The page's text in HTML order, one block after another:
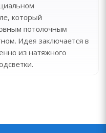
который
потолочным
Идея заключается в
из натяжного